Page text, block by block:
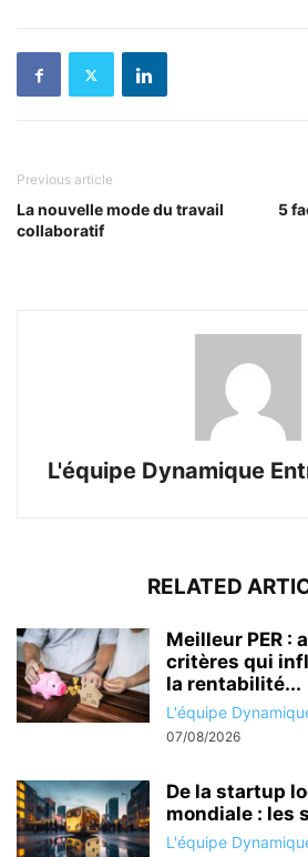
Previous article
La nouvelle mode du travail
collaboratif
5
L'équipe Dynamique
RELATED
Meilleur PER :
critères qui
la rentabilité...
L'équipe
07/08/2026
De la startup
mondiale : les
L'équipe